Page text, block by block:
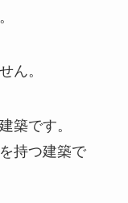
ん。
築です。
持つ建築で